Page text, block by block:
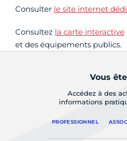
Consulter le site internet
Consultez la carte interactive
et des équipements publics.
Vous
Accédez à des
informations
PROFESSIONNEL